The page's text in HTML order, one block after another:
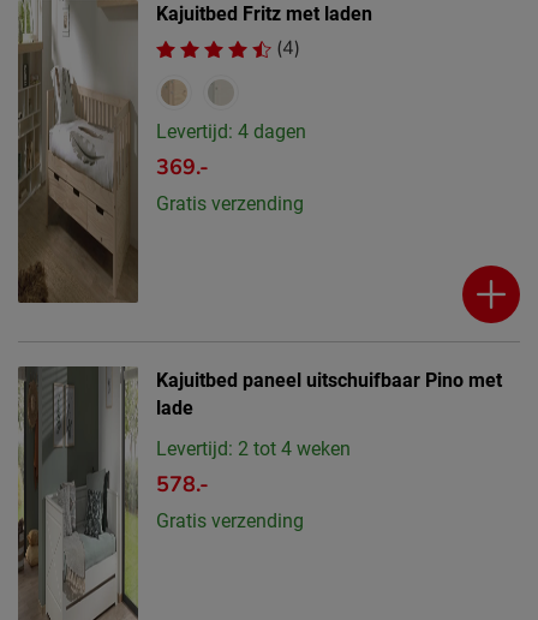
Kajuitbed Fritz met laden
(4)
Levertijd: 4 dagen
369.-
Gratis verzending
Kajuitbed paneel uitschuifbaar Pino met
lade
Levertijd: 2 tot 4 weken
578.-
Gratis verzending